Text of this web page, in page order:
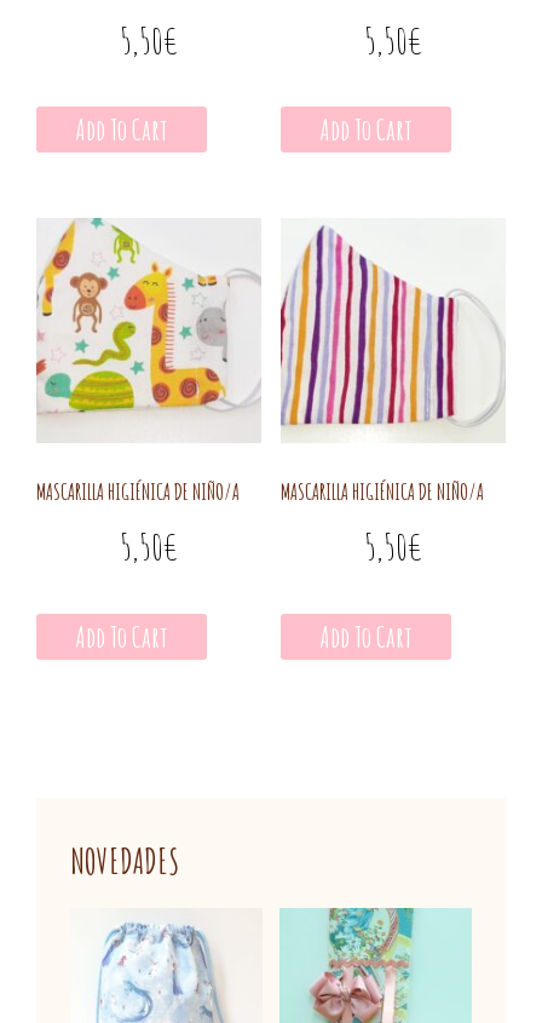
5,50€
Add To Cart
5,50€
Add To Cart
MASCARILLA HIGIÉNICA DE NIÑO/A
5,50€
Add To Cart
MASCARILLA HIGIÉNICA DE NIÑO/A
5,50€
Add To Cart
NOVEDADES